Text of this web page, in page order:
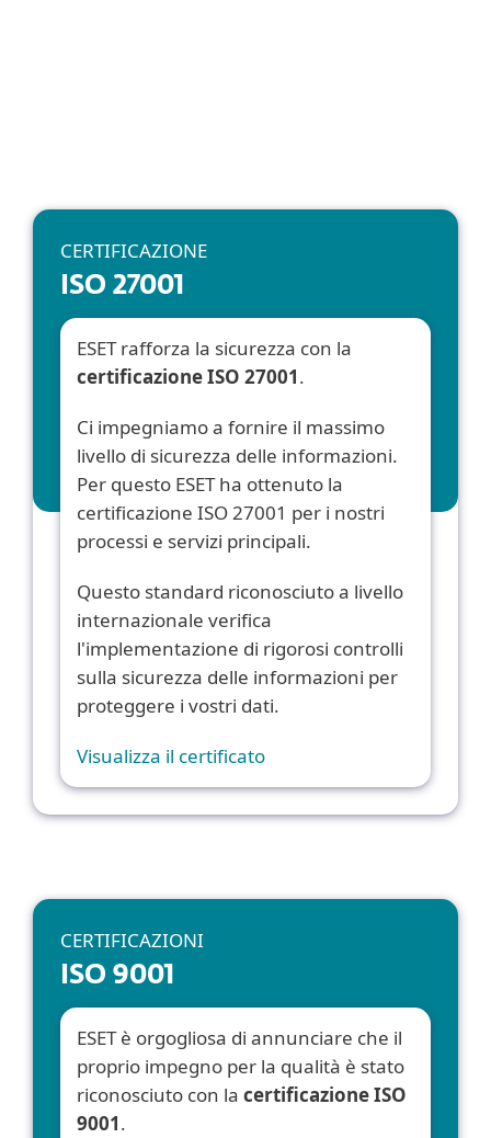
CERTIFICAZIONE
ISO 27001
ESET rafforza la sicurezza con la
certificazione ISO 27001.
Ci impegniamo a fornire il massimo
livello di sicurezza delle informazioni.
Per questo ESET ha ottenuto la
certificazione ISO 27001 per i nostri
processi e servizi principali.
Questo standard riconosciuto a livello
internazionale verifica
l'implementazione di rigorosi controlli
sulla sicurezza delle informazioni per
proteggere i vostri dati.
Visualizza il certificato
CERTIFICAZIONI
ISO 9001
ESET è orgogliosa di annunciare che il
proprio impegno per la qualità è stato
riconosciuto con la certificazione ISO
9001.